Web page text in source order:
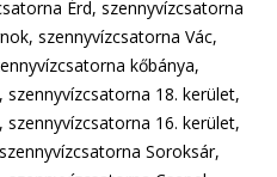
Érd, szennyvízcsatorna
szennyvízcsatorna Vác,
kőbánya,
18. kerület,
16. kerület,
Soroksár,